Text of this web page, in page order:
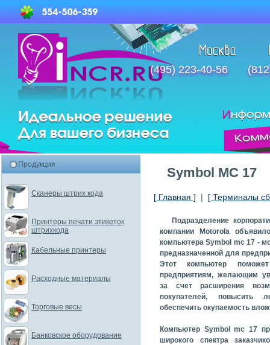
(495) 223-40-56
Symbol MC 17
[ Главная ] | [ Терминалы
Подразделение
компании Motorola
компьютера Symbol mc 17 -
предназначенной для
Этот компьютер
предприятиям, желающим
за счет расширения
покупателей, повысить
обеспечить окупаемость
Компьютер Symbol mc 17
широкого спектра
Продукция
Сканеры штрих кода
Принтеры печати этикеток
штрихкода
Кабельные принтеры
Расходные материалы
Торговые весы
Банковское оборудование